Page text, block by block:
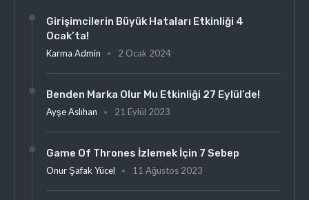
Girişimcilerin Büyük Hataları Etkinliği 4
Ocak’ta!
Karma Admin 2 Ocak 2024
Benden Marka Olur Mu Etkinliği 27 Eylül’de!
Ayşe Aslıhan 21 Eylül 2023
Game Of Thrones İzlemek İçin 7 Sebep
Onur Şafak Yücel 11 Ağustos 2023